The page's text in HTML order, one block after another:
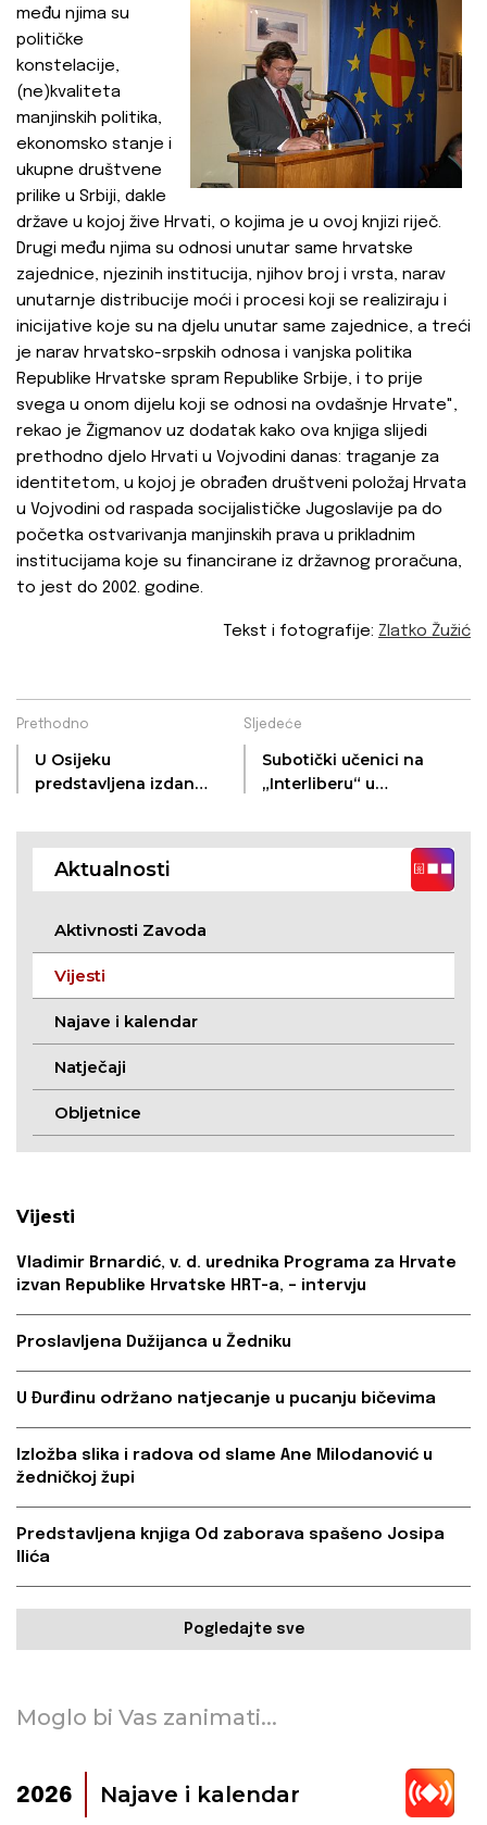
među njima su
političke
konstelacije,
(ne)kvaliteta
manjinskih politika,
ekonomsko stanje i
ukupne društvene
prilike u Srbiji, dakle
države u kojoj žive Hrvati, o kojima je u ovoj knjizi riječ.
Drugi među njima su odnosi unutar same hrvatske
zajednice, njezinih institucija, njihov broj i vrsta, narav
unutarnje distribucije moći i procesi koji se realiziraju i
inicijative koje su na djelu unutar same zajednice, a treći
je narav hrvatsko-srpskih odnosa i vanjska politika
Republike Hrvatske spram Republike Srbije, i to prije
svega u onom dijelu koji se odnosi na ovdašnje Hrvate",
rekao je Žigmanov uz dodatak kako ova knjiga slijedi
prethodno djelo Hrvati u Vojvodini danas: traganje za
identitetom, u kojoj je obrađen društveni položaj Hrvata
u Vojvodini od raspada socijalističke Jugoslavije pa do
početka ostvarivanja manjinskih prava u prikladnim
institucijama koje su financirane iz državnog proračuna,
to jest do 2002. godine.
Tekst i fotografije: Zlatko Žužić
Prethodno
U Osijeku
predstavljena izdanja
Sljedeće
Subotički učenici na
„Interliberu“ u
Aktualnosti
Aktivnosti Zavoda
Vijesti
Najave i kalendar
Natječaji
Obljetnice
Vijesti
Vladimir Brnardić, v. d. urednika Programa za Hrvate
izvan Republike Hrvatske HRT-a, – intervju
Proslavljena Dužijanca u Žedniku
U Đurđinu održano natjecanje u pucanju bičevima
Izložba slika i radova od slame Ane Milodanović u
žedničkoj župi
Predstavljena knjiga Od zaborava spašeno Josipa
Ilića
Pogledajte sve
Moglo bi Vas zanimati...
2026 Najave i kalendar